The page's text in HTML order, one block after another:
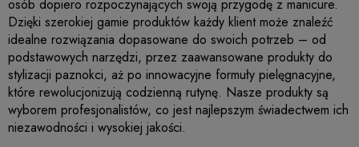
osób dopiero rozpoczynających swoją przygodę z manicure.
Dzięki szerokiej gamie produktów każdy klient może znaleźć
idealne rozwiązania dopasowane do swoich potrzeb – od
podstawowych narzędzi, przez zaawansowane produkty do
stylizacji paznokci, aż po innowacyjne formuły pielęgnacyjne,
które rewolucjonizują codzienną rutynę. Nasze produkty są
wyborem profesjonalistów, co jest najlepszym świadectwem ich
niezawodności i wysokiej jakości.